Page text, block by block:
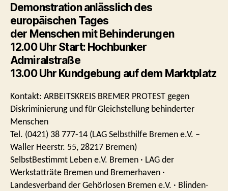
Demonstration anlässlich des
europäischen Tages
der Menschen mit Behinderungen
12.00 Uhr Start: Hochbunker
Admiralstraße
13.00 Uhr Kundgebung auf dem Marktplatz
Kontakt: ARBEITSKREIS BREMER PROTEST gegen
Diskriminierung und für Gleichstellung behinderter
Menschen
Tel. (0421) 38 777-14 (LAG Selbsthilfe Bremen e.V. –
Waller Heerstr. 55, 28217 Bremen)
SelbstBestimmt Leben e.V. Bremen · LAG der
Werkstatträte Bremen und Bremerhaven ·
Landesverband der Gehörlosen Bremen e.V. · Blinden-